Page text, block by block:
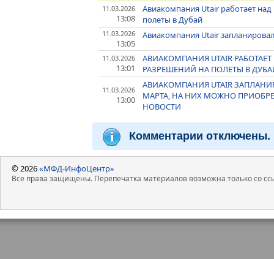
11.03.2026
13:08
Авиакомпания Utair работает
полеты в Дубай
11.03.2026
13:05
Авиакомпания Utair
11.03.2026
13:01
АВИАКОМПАНИЯ UTAIR
РАЗРЕШЕНИЙ НА ПОЛЕТЫ В
11.03.2026
13:00
АВИАКОМПАНИЯ UTAIR
МАРТА, НА НИХ МОЖНО
НОВОСТИ
Комментарии отключены.
© 2026«МФД-ИнфоЦентр»
Все права защищены. Перепечатка материалов возможна только со